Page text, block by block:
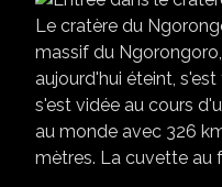
Le cratère du
massif du
aujourd'hui éteint,
s'est vidée au cours
au monde avec 326
mètres. La cuvette au